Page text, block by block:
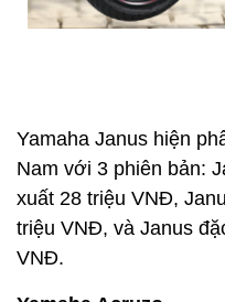
Yamaha Janus hiện
Nam với 3 phiên bản:
xuất 28 triệu VNĐ,
triệu VNĐ, và Janus
VNĐ.